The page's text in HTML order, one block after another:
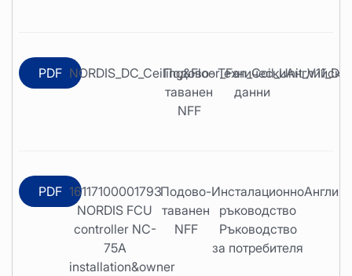
PDF
Подово-
таванен
NFF
Технически
данни
Английски
PDF 16117100001793
NORDIS FCU
controller NC-
75A
installation&owner
Подово-
таванен
NFF
Инсталационно
ръководство
Ръководство
за потребителя